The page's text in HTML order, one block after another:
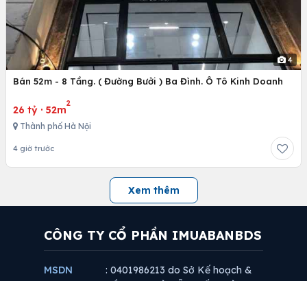
4
Bán 52m - 8 Tầng. ( Đường Bưởi ) Ba Đình. Ô Tô Kinh Doanh
26 tỷ · 52m
2
Thành phố Hà Nội
4 giờ trước
Xem thêm
CÔNG TY CỔ PHẦN IMUABANBDS
MSDN
: 0401986213 do Sở Kế hoạch &